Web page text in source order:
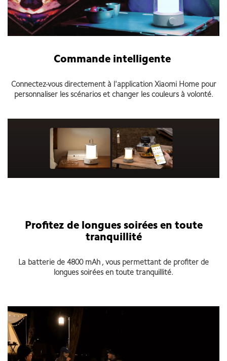
Commande intelligente
Connectez-vous directement à l'application Xiaomi Home pour
personnaliser les scénarios et changer les couleurs à volonté.
Profitez de longues soirées en toute
tranquillité
La batterie de 4800 mAh , vous permettant de profiter de
longues soirées en toute tranquillité.